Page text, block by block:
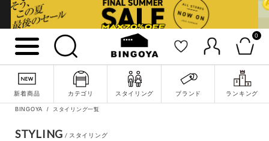
0
新着商品 カテゴリ スタイリング ブランド ランキング
詳細検索
BINGOYA スタイリング一覧
STYLING